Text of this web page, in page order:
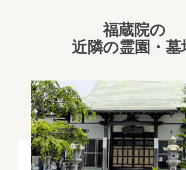
福蔵院の
近隣の霊園・墓